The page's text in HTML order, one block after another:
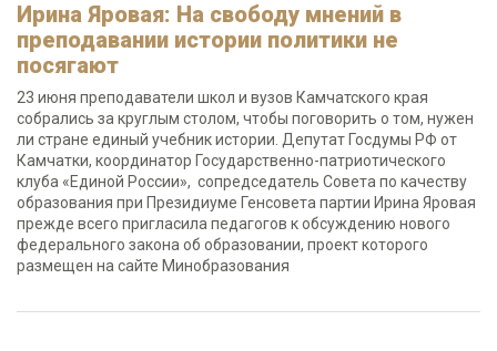
Ирина Яровая: На свободу мнений в
преподавании истории политики не
посягают
23 июня преподаватели школ и вузов Камчатского края
собрались за круглым столом, чтобы поговорить о том, нужен
ли стране единый учебник истории. Депутат Госдумы РФ от
Камчатки, координатор Государственно-патриотического
клуба «Единой России», сопредседатель Совета по качеству
образования при Президиуме Генсовета партии Ирина Яровая
прежде всего пригласила педагогов к обсуждению нового
федерального закона об образовании, проект которого
размещен на сайте Минобразования